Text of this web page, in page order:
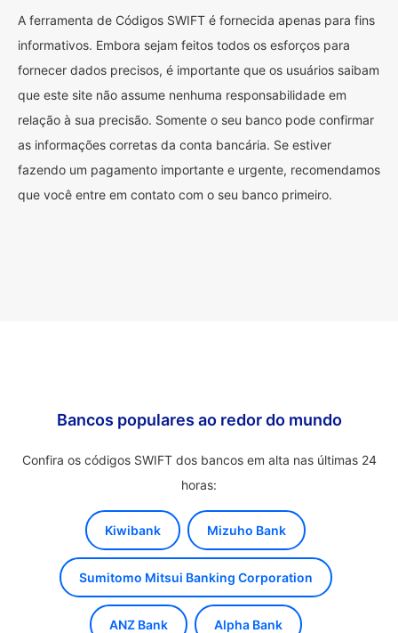
A ferramenta de Códigos SWIFT é fornecida apenas para fins
informativos. Embora sejam feitos todos os esforços para
fornecer dados precisos, é importante que os usuários saibam
que este site não assume nenhuma responsabilidade em
relação à sua precisão. Somente o seu banco pode confirmar
as informações corretas da conta bancária. Se estiver
fazendo um pagamento importante e urgente, recomendamos
que você entre em contato com o seu banco primeiro.
Bancos populares ao redor do mundo
Confira os códigos SWIFT dos bancos em alta nas últimas 24
horas:
Kiwibank Mizuho Bank
Sumitomo Mitsui Banking Corporation
ANZ Bank Alpha Bank